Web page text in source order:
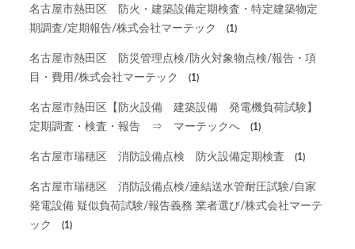
名古屋市熱田区 防火・建築設備定期検査・特定建築物定
期調査/定期報告/株式会社マーテック
(1)
名古屋市熱田区 防災管理点検/防火対象物点検/報告・項
目・費用/株式会社マーテック
(1)
名古屋市熱田区【防火設備 建築設備 発電機負荷試験】
定期調査・検査・報告 ⇒ マーテックへ
(1)
名古屋市瑞穂区 消防設備点検 防火設備定期検査 (1)
名古屋市瑞穂区 消防設備点検/連結送水管耐圧試験/自家
発電設備 疑似負荷試験/報告義務 業者選び/株式会社マーテ
ック
(1)